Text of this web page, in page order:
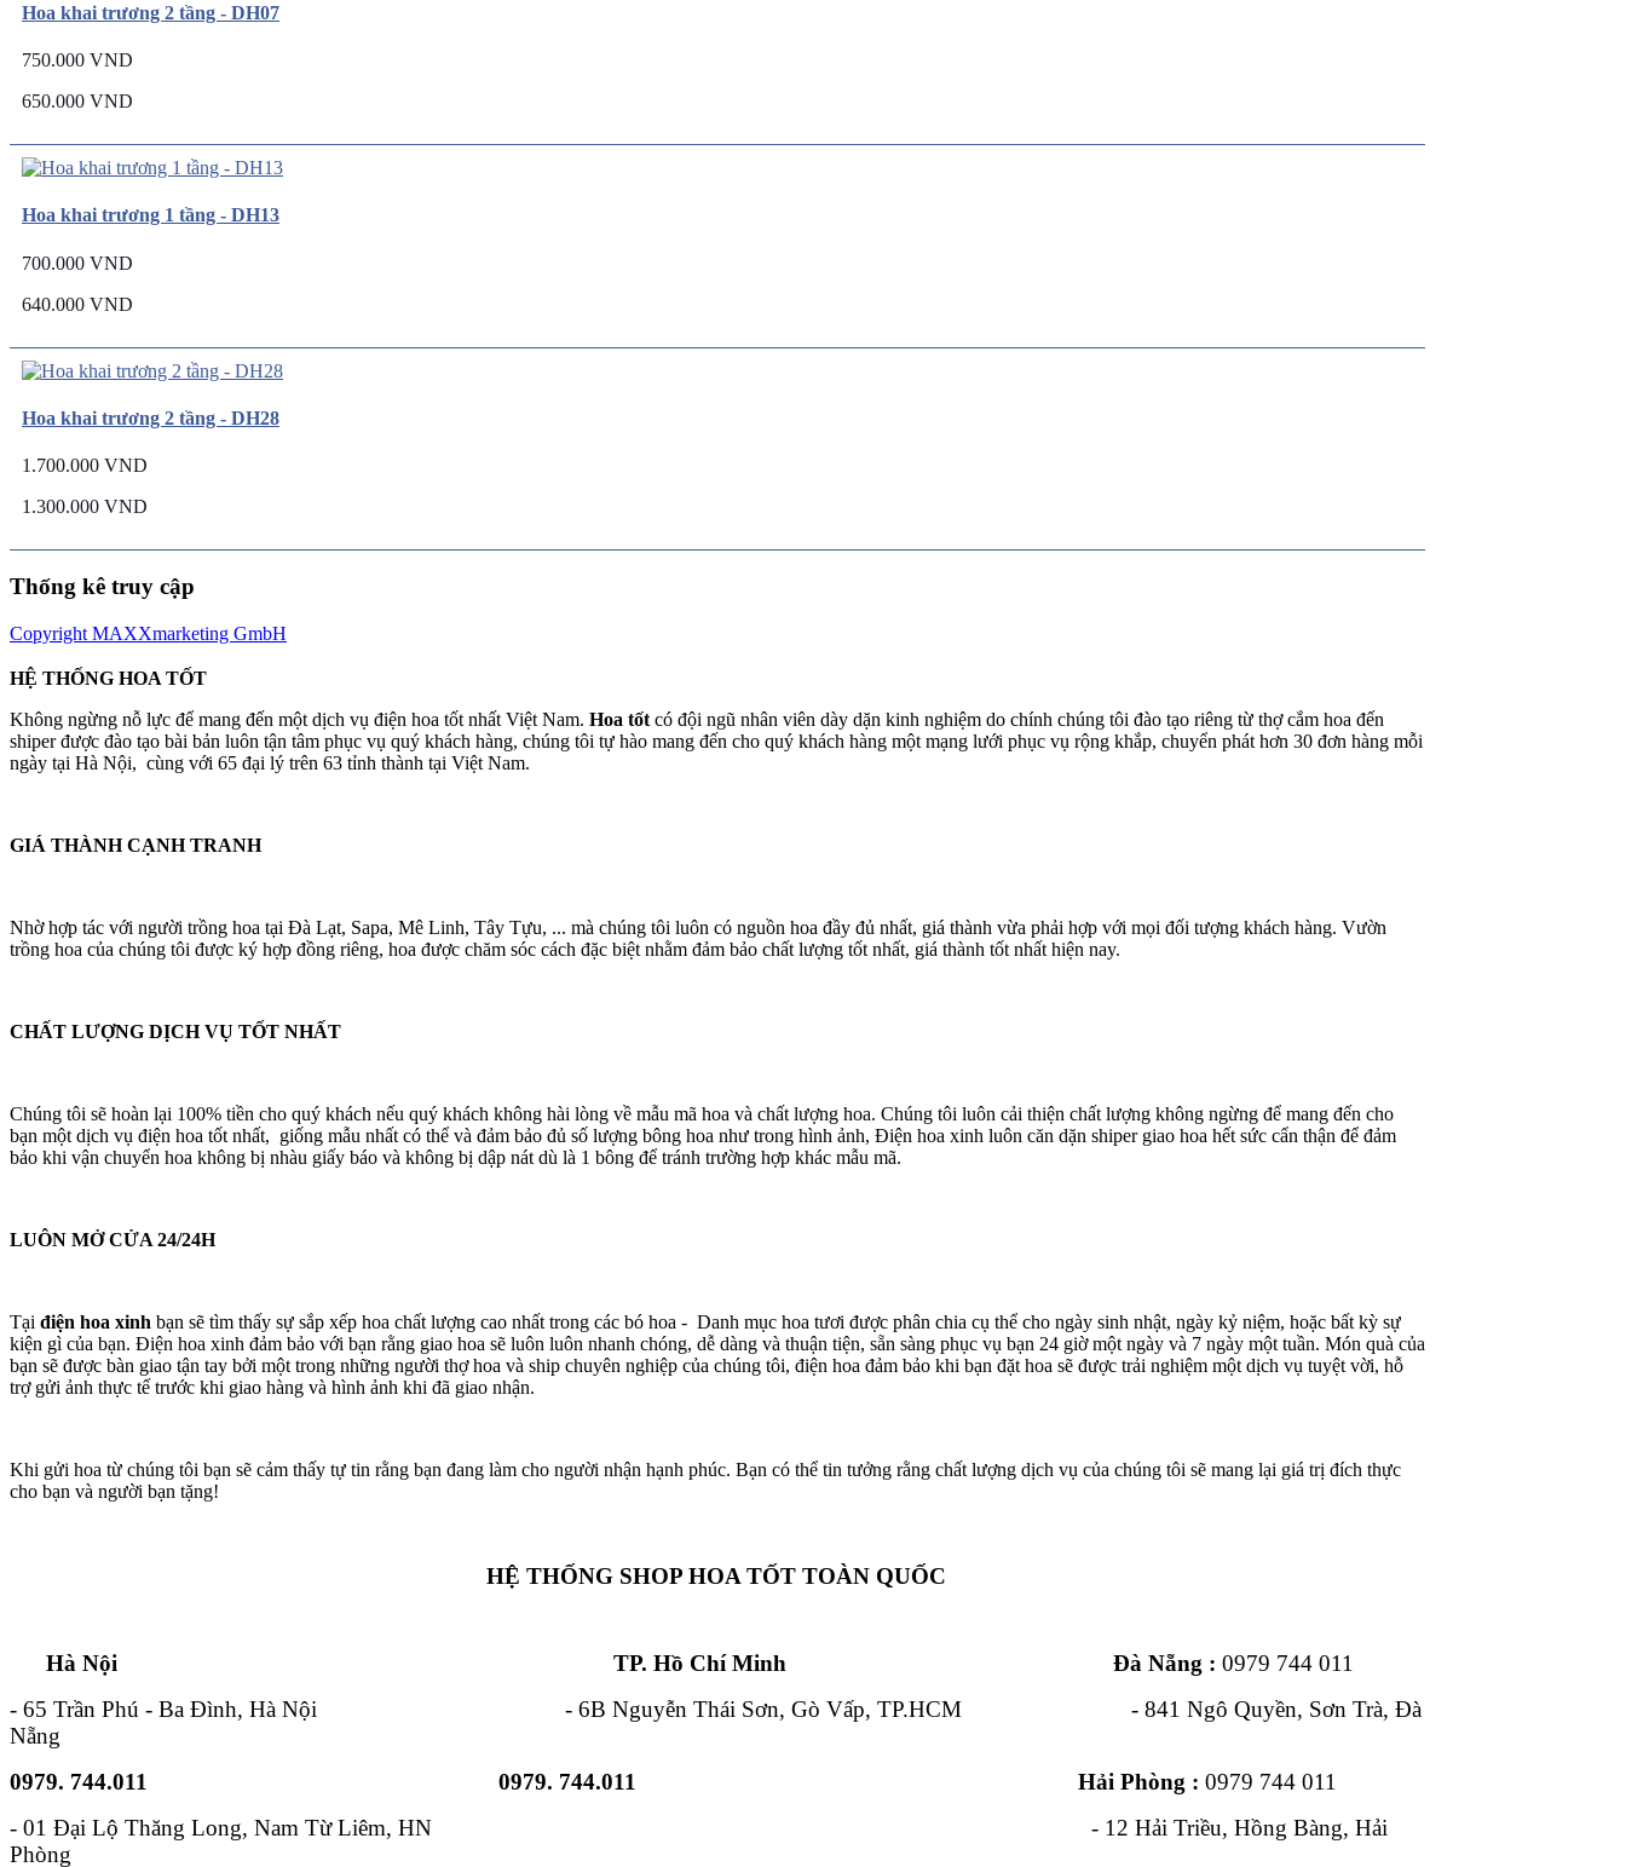
Hoa khai trương 2 tầng - DH07
750.000 VND
650.000 VND
Hoa khai trương 1 tầng - DH13
700.000 VND
640.000 VND
Hoa khai trương 2 tầng - DH28
1.700.000 VND
1.300.000 VND
Thống kê truy cập
Copyright MAXXmarketing GmbH
HỆ THỐNG HOA TỐT
Không ngừng nỗ lực để mang đến một dịch vụ điện hoa tốt nhất Việt Nam. Hoa tốt có đội ngũ nhân viên dày dặn kinh nghiệm do chính chúng tôi đào tạo riêng từ thợ cắm hoa đến
shiper được đào tạo bài bản luôn tận tâm phục vụ quý khách hàng, chúng tôi tự hào mang đến cho quý khách hàng một mạng lưới phục vụ rộng khắp, chuyển phát hơn 30 đơn hàng mỗi
ngày tại Hà Nội, cùng với 65 đại lý trên 63 tỉnh thành tại Việt Nam.
GIÁ THÀNH CẠNH TRANH
Nhờ hợp tác với người trồng hoa tại Đà Lạt, Sapa, Mê Linh, Tây Tựu, ... mà chúng tôi luôn có nguồn hoa đầy đủ nhất, giá thành vừa phải hợp với mọi đối tượng khách hàng. Vườn
trồng hoa của chúng tôi được ký hợp đồng riêng, hoa được chăm sóc cách đặc biệt nhằm đảm bảo chất lượng tốt nhất, giá thành tốt nhất hiện nay.
CHẤT LƯỢNG DỊCH VỤ TỐT NHẤT
Chúng tôi sẽ hoàn lại 100% tiền cho quý khách nếu quý khách không hài lòng về mẫu mã hoa và chất lượng hoa. Chúng tôi luôn cải thiện chất lượng không ngừng để mang đến cho
bạn một dịch vụ điện hoa tốt nhất, giống mẫu nhất có thể và đảm bảo đủ số lượng bông hoa như trong hình ảnh, Điện hoa xinh luôn căn dặn shiper giao hoa hết sức cẩn thận để đảm
bảo khi vận chuyển hoa không bị nhàu giấy báo và không bị dập nát dù là 1 bông để tránh trường hợp khác mẫu mã.
LUÔN MỞ CỬA 24/24H
Tại điện hoa xinh bạn sẽ tìm thấy sự sắp xếp hoa chất lượng cao nhất trong các bó hoa - Danh mục hoa tươi được phân chia cụ thể cho ngày sinh nhật, ngày kỷ niệm, hoặc bất kỳ sự
kiện gì của bạn. Điện hoa xinh đảm bảo với bạn rằng giao hoa sẽ luôn luôn nhanh chóng, dễ dàng và thuận tiện, sẵn sàng phục vụ bạn 24 giờ một ngày và 7 ngày một tuần. Món quà của
bạn sẽ được bàn giao tận tay bởi một trong những người thợ hoa và ship chuyên nghiệp của chúng tôi, điện hoa đảm bảo khi bạn đặt hoa sẽ được trải nghiệm một dịch vụ tuyệt vời, hỗ
trợ gửi ảnh thực tế trước khi giao hàng và hình ảnh khi đã giao nhận.
Khi gửi hoa từ chúng tôi bạn sẽ cảm thấy tự tin rằng bạn đang làm cho người nhận hạnh phúc. Bạn có thể tin tưởng rằng chất lượng dịch vụ của chúng tôi sẽ mang lại giá trị đích thực
cho bạn và người bạn tặng!
HỆ THỐNG SHOP HOA TỐT TOÀN QUỐC
Hà Nội TP. Hồ Chí Minh Đà Nẵng : 0979 744 011
- 65 Trần Phú - Ba Đình, Hà Nội - 6B Nguyễn Thái Sơn, Gò Vấp, TP.HCM - 841 Ngô Quyền, Sơn Trà, Đà
Nẵng
0979. 744.011
0979. 744.011 Hải Phòng : 0979 744 011
- 01 Đại Lộ Thăng Long, Nam Từ Liêm, HN - 12 Hải Triều, Hồng Bàng, Hải
Phòng